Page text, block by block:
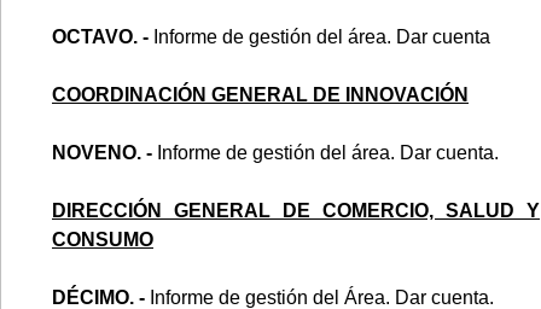
OCTAVO. - Informe de gestión del área. Dar cuenta
COORDINACIÓN GENERAL DE INNOVACIÓN
NOVENO. - Informe de gestión del área. Dar cuenta.
DIRECCIÓN GENERAL DE COMERCIO, SALUD Y
CONSUMO
DÉCIMO. - Informe de gestión del Área. Dar cuenta.